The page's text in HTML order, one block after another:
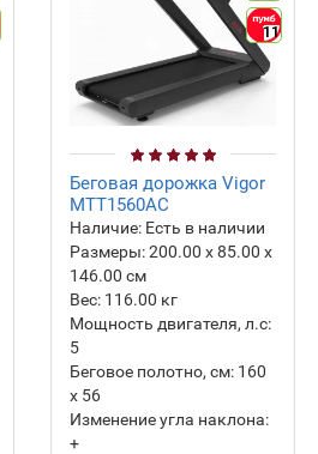
11
Беговая дорожка Vigor
MTT1560AC
Наличие: Есть в наличии
Размеры:200.00 х 85.00 х
146.00 см
Вес: 116.00 кг
Мощность двигателя, л.с:
5
Беговое полотно, см: 160
х 56
Изменение угла наклона:
+